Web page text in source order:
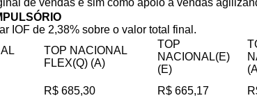
de vendas e sim como apoio à vendas
IOF de 2,38% sobre o valor total final.
TOP NACIONAL
FLEX(Q) (A)
TOP
NACIONAL(E)
(E)
R$ 685,30 R$ 665,17